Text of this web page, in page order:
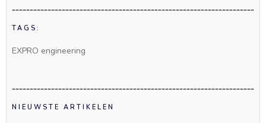
TAGS:
EXPRO engineering
NIEUWSTE ARTIKELEN